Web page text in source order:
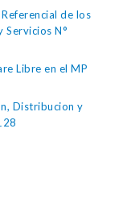
de los
Servicios N°
Libre en el MP
Distribucion y